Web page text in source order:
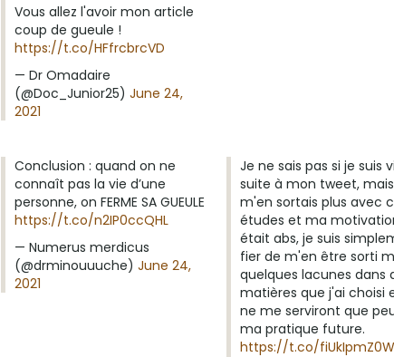
Vous allez l'avoir mon article
coup de gueule !
https://t.co/HFfrcbrcVD
— Dr Omadaire
(@Doc_Junior25) June 24,
2021
Conclusion : quand on ne
connaît pas la vie d’une
personne, on FERME SA GUEULE
https://t.co/n2IP0ccQHL
— Numerus merdicus
(@drminouuuche) June 24,
2021
Je ne sais pas si je suis
suite à mon tweet,
m'en sortais plus avec
études et ma
était abs, je suis
fier de m'en être sorti
quelques lacunes dans
matières que j'ai choisi
ne me serviront que
ma pratique future.
https://t.co/fiUkIpmZ0W